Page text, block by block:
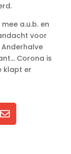
a.u.b. en
voor
Corona is
klapt er
